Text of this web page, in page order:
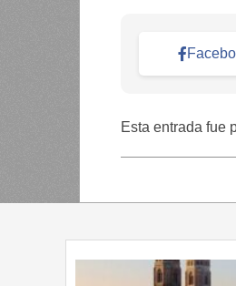
Esta entrada fue